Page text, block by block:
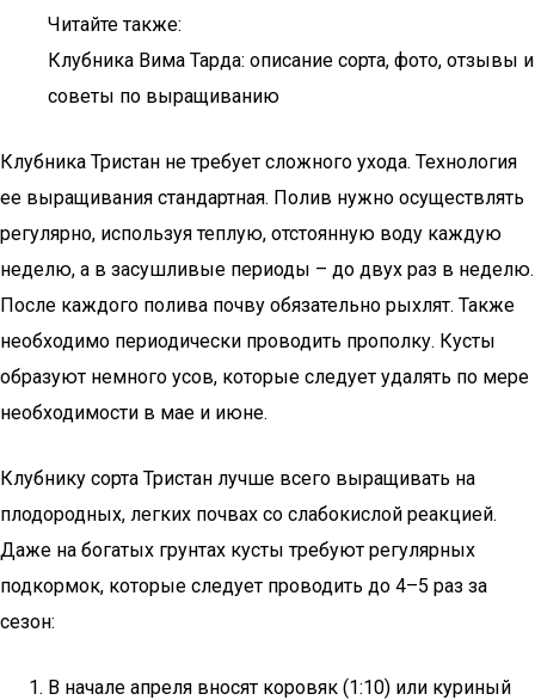
Читайте также:
Клубника Вима Тарда: описание сорта, фото, отзывы и
советы по выращиванию
Клубника Тристан не требует сложного ухода. Технология
ее выращивания стандартная. Полив нужно осуществлять
регулярно, используя теплую, отстоянную воду каждую
неделю, а в засушливые периоды – до двух раз в неделю.
После каждого полива почву обязательно рыхлят. Также
необходимо периодически проводить прополку. Кусты
образуют немного усов, которые следует удалять по мере
необходимости в мае и июне.
Клубнику сорта Тристан лучше всего выращивать на
плодородных, легких почвах со слабокислой реакцией.
Даже на богатых грунтах кусты требуют регулярных
подкормок, которые следует проводить до 4–5 раз за
сезон:
В начале апреля вносят коровяк (1:10) или куриный